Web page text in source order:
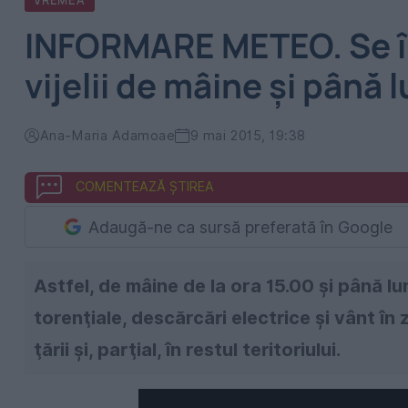
INFORMARE METEO.
vijelii de mâine și până
Ana-Maria Adamoae 9 mai 2015, 19:38
COMENTEAZĂ ȘTIREA
Adaugă-ne ca sursă preferată în Google
Astfel, de mâine de la ora 15.00 și până
torenţiale, descărcări electrice şi vânt în
ţării şi, parţial, în restul teritoriului.